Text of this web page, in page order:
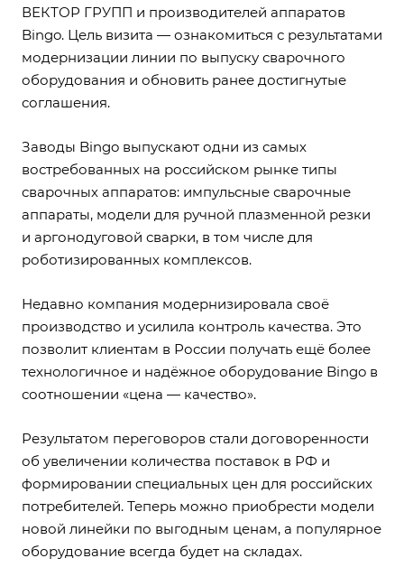
ВЕКТОР ГРУПП и производителей аппаратов
Bingo. Цель визита — ознакомиться с результатами
модернизации линии по выпуску сварочного
оборудования и обновить ранее достигнутые
соглашения.
Заводы Bingo выпускают одни из самых
востребованных на российском рынке типы
сварочных аппаратов: импульсные сварочные
аппараты, модели для ручной плазменной резки
и аргонодуговой сварки, в том числе для
роботизированных комплексов.
Недавно компания модернизировала своё
производство и усилила контроль качества. Это
позволит клиентам в России получать ещё более
технологичное и надёжное оборудование Bingo в
соотношении «цена — качество».
Результатом переговоров стали договоренности
об увеличении количества поставок в РФ и
формировании специальных цен для российских
потребителей. Теперь можно приобрести модели
новой линейки по выгодным ценам, а популярное
оборудование всегда будет на складах.